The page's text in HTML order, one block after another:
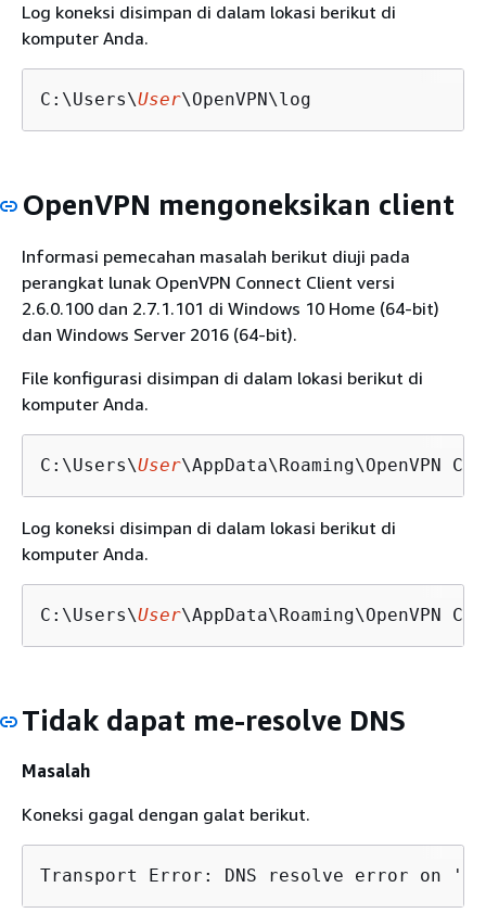
Log koneksi disimpan di dalam lokasi berikut di
komputer Anda.
C:\Users\User\OpenVPN\log
OpenVPN mengoneksikan client
Informasi pemecahan masalah berikut diuji pada
perangkat lunak OpenVPN Connect Client versi
2.6.0.100 dan 2.7.1.101 di Windows 10 Home (64-bit)
dan Windows Server 2016 (64-bit).
File konfigurasi disimpan di dalam lokasi berikut di
komputer Anda.
C:\Users\User\AppData\Roaming\OpenVPN
Log koneksi disimpan di dalam lokasi berikut di
komputer Anda.
C:\Users\User\AppData\Roaming\OpenVPN
Tidak dapat me-resolve DNS
Masalah
Koneksi gagal dengan galat berikut.
Transport Error: DNS resolve error on